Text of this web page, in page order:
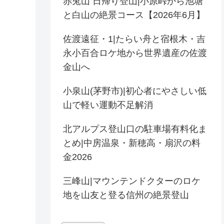
と白山の絶景コース【2026年6月】
佐渡遠征・1|たらい舟と宿根木・吉
永小百合ロケ地から世界遺産の佐渡
金山へ
小泉山(茅野市)|初心者にやさしい低
山で軽い運動不足解消
北アルプス登山口の駐車場有料化ま
とめ|中房温泉・新穂高・扇沢の料
金2026
三峰山|マウンテンドクターのロケ
地を山友と登る信州の絶景登山